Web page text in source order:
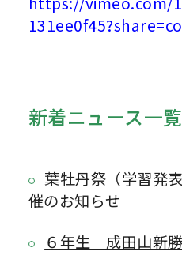
新着ニュース一覧
葉牡丹祭（学習発
催のお知らせ
６年生 成田山新